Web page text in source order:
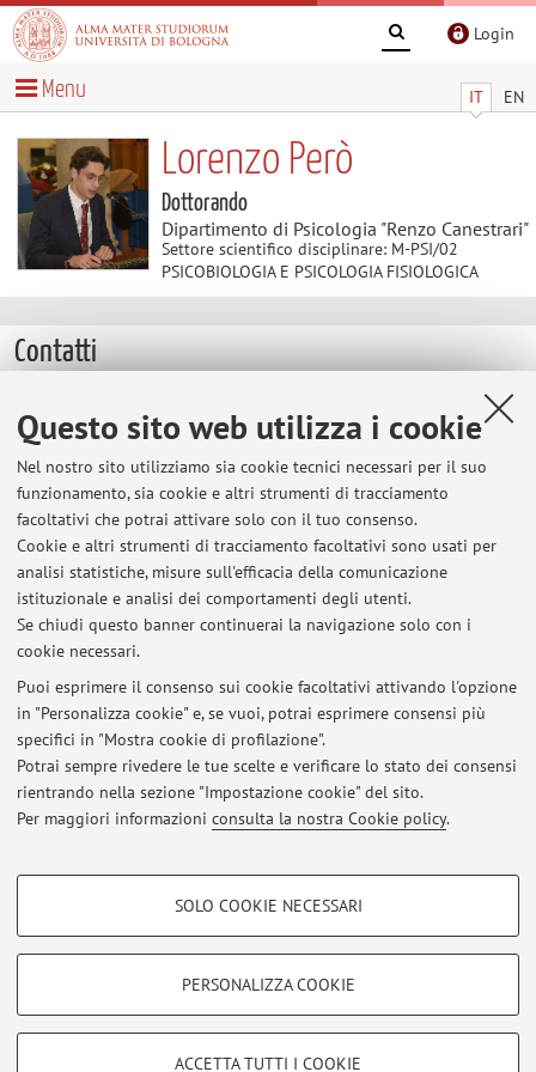
Questo sito web utilizza i cookie
Nel nostro sito utilizziamo sia cookie tecnici necessari per il suo
funzionamento, sia cookie e altri strumenti di tracciamento
facoltativi che potrai attivare solo con il tuo consenso.
Cookie e altri strumenti di tracciamento facoltativi sono usati per
analisi statistiche, misure sull'efficacia della comunicazione
istituzionale e analisi dei comportamenti degli utenti.
Se chiudi questo banner continuerai la navigazione solo con i
cookie necessari.
Puoi esprimere il consenso sui cookie facoltativi attivando l'opzione
in "Personalizza cookie" e, se vuoi, potrai esprimere consensi più
specifici in "Mostra cookie di profilazione".
Potrai sempre rivedere le tue scelte e verificare lo stato dei consensi
rientrando nella sezione "Impostazione cookie" del sito.
Per maggiori informazioni consulta la nostra Cookie policy.
COOKIE DI PROFILAZIONE - FACOLTATIVI
COOKIE TECNICI - NECESSARI
SOLO COOKIE NECESSARI
PERSONALIZZA COOKIE
ACCETTA TUTTI I COOKIE
Login
IT EN
Menu
Lorenzo Però
Dottorando
Dipartimento di Psicologia "Renzo Canestrari"
Settore scientifico disciplinare: M-PSI/02
PSICOBIOLOGIA E PSICOLOGIA FISIOLOGICA
Contatti
E-mail: lorenzo.pero2@unibo.it
Altri contatti
Web:
Vai al sito personale
Dipartimento di Psicologia "Renzo Canestrari"
Viale Berti Pichat 5, Bologna -Vai alla mappa
Ultimi avvisi
Al momento non sono presenti avvisi.
Area riservata
Accedi tramiteloginper gestire tutti i contenuti del sito.
Zamboni, 33 - 40126 Bologna - Partita IVA: 01131710376